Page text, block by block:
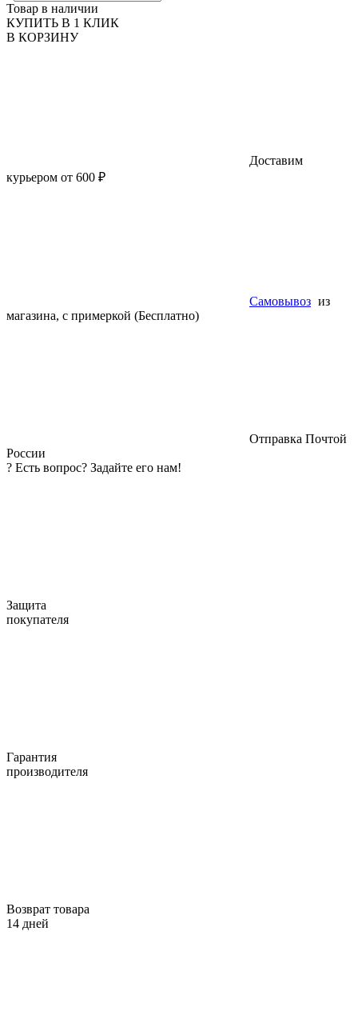
Товар в наличии
КУПИТЬ В 1 КЛИК
В КОРЗИНУ
Доставим
курьером от 600 ₽
Самовывоз из
магазина, с примеркой (Бесплатно)
Отправка Почтой
России
? Есть вопрос? Задайте его нам!
Защита
покупателя
Гарантия
производителя
Возврат товара
14 дней